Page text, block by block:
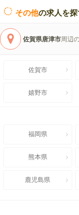
その他の求人を
佐賀県唐津市周辺
佐賀市
嬉野市
福岡県
熊本県
鹿児島県